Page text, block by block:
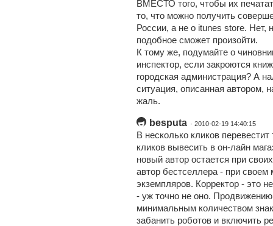
ВМЕСТО того, чтобы их
то, что можно получить
России, а не о itunes store. Нет,
подобное сможет произойти.
К тому же, подумайте о
инспектор, если закроются
городская администрация? А
ситуация, описанная автором,
жаль.
besputa · 2010-02-19 14:40:15
В несколько кликов
кликов вывесить в он-лайн
новый автор остается при
автор бестселлера - при
экземпляров. Корректор - это
- уж точно не оно.
минимальным количеством
забанить роботов и включить